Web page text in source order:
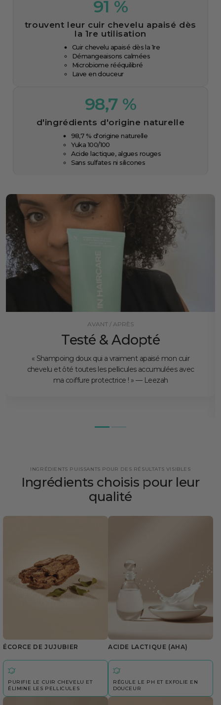
91 %
trouvent leur cuir chevelu apaisé dès
la 1re utilisation
Cuir chevelu apaisé dès la 1re
Démangeaisons calmées
Microbiome rééquilibré
Lave en douceur
98,7 %
d'ingrédients d'origine naturelle
98,7 % d'origine naturelle
Yuka 100/100
Acide lactique, algues rouges
Sans sulfates ni silicones
AVANT / APRÈS
Testé & Adopté
« Shampoing doux qui a vraiment apaisé mon cuir
chevelu et ôté toutes les pellicules accumulées avec
ma coiffure protectrice ! » — Leezah
INGRÉDIENTS PUISSANTS POUR DES RÉSULTATS VISIBLES
Ingrédients choisis pour leur
qualité
ÉCORCE DE JUJUBIER
PURIFIE LE CUIR CHEVELU ET
ÉLIMINE LES PELLICULES
ACIDE LACTIQUE (AHA)
RÉGULE LE PH ET EXFOLIE EN
DOUCEUR